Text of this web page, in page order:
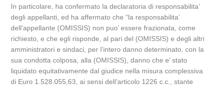
In particolare, ha confermato la declaratoria di responsabilita’
degli appellanti, ed ha affermato che “la responsabilita’
dell’appellante (OMISSIS) non puo’ essere frazionata, come
richiesto, e che egli risponde, al pari del (OMISSIS) e degli altri
amministratori e sindaci, per l’intero danno determinato, con la
sua condotta colposa, alla (OMISSIS), danno che e’ stato
liquidato equitativamente dal giudice nella misura complessiva
di Euro 1.528.055,63, ai sensi dell’articolo 1226 c.c., stante